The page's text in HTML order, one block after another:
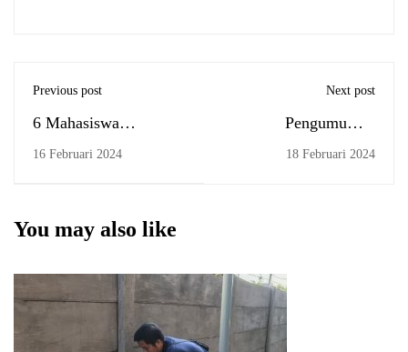
Previous post
6 Mahasiswa
Internasional Asal
Perkuliahan di FEBI
16 Februari 2024
Next post
Pengumuman
Pendaftaran dan
18 Februari 2024
You may also like